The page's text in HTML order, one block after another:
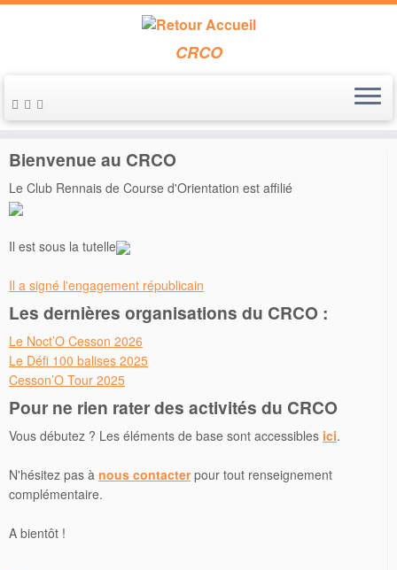
Passer
au
CRCO
Accueil » multisport
Bienvenue au CRCO
Le Club Rennais de Course d'Orientation est affilié
Il est sous la tutelle
Il a signé l'engagement républicain
Les dernières organisations du CRCO :
Le Noct’O Cesson 2026
Le Défi 100 balises 2025
Cesson’O Tour 2025
Pour ne rien rater des activités du CRCO
Vous débutez ? Les éléments de base sont accessibles ici.
N'hésitez pas à nous contacterpour tout renseignement
complémentaire.
A bientôt !